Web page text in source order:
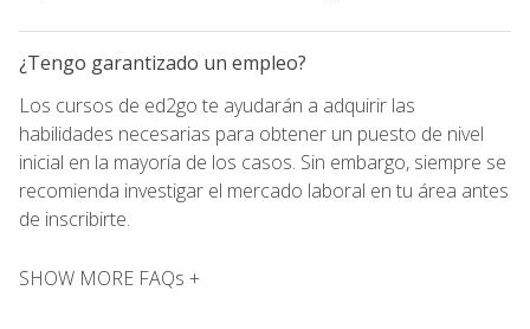
¿Tengo garantizado un empleo?
Los cursos de ed2go te ayudarán a adquirir las
habilidades necesarias para obtener un puesto de nivel
inicial en la mayoría de los casos. Sin embargo, siempre se
recomienda investigar el mercado laboral en tu área antes
de inscribirte.
SHOW MORE FAQs +